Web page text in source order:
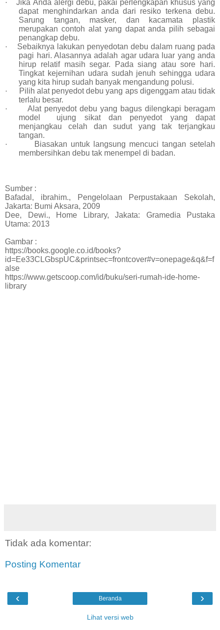
·
Jika Anda alergi debu, pakai perlengkapan khusus yang
dapat menghindarkan anda dari resiko terkena debu.
Sarung tangan, masker, dan kacamata plastik
merupakan contoh alat yang dapat anda pilih sebagai
penangkap debu.
·
Sebaiknya lakukan penyedotan debu dalam ruang pada
pagi hari. Alasannya adalah agar udara luar yang anda
hirup relatif masih segar. Pada siang atau sore hari.
Tingkat kejernihan udara sudah jenuh sehingga udara
yang kita hirup sudah banyak mengandung polusi.
·
Pilih alat penyedot debu yang aps digenggam atau tidak
terlalu besar.
·
Alat penyedot debu yang bagus dilengkapi beragam
model ujung sikat dan penyedot yang dapat
menjangkau celah dan sudut yang tak terjangkau
tangan.
·
Biasakan untuk langsung mencuci tangan setelah
membersihkan debu tak menempel di badan.
Sumber :
Bafadal, ibrahim., Pengelolaan Perpustakaan Sekolah,
Jakarta: Bumi Aksara, 2009
Dee, Dewi., Home Library, Jakata: Gramedia Pustaka
Utama: 2013
Gambar :
https://books.google.co.id/books?
id=Ee33CLGbspUC&printsec=frontcover#v=onepage&q&f=f
alse
https://www.getscoop.com/id/buku/seri-rumah-ide-home-
library
Tidak ada komentar:
Posting Komentar
‹ ›
Beranda
Lihat versi web